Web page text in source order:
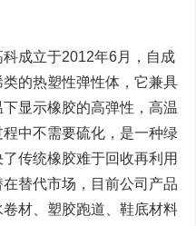
成立于2012年6月，自成
的热塑性弹性体，它兼具
显示橡胶的高弹性，高温
中不需要硫化，是一种绿
传统橡胶难于回收再利用
替代市场，目前公司产品
材、塑胶跑道、鞋底材料